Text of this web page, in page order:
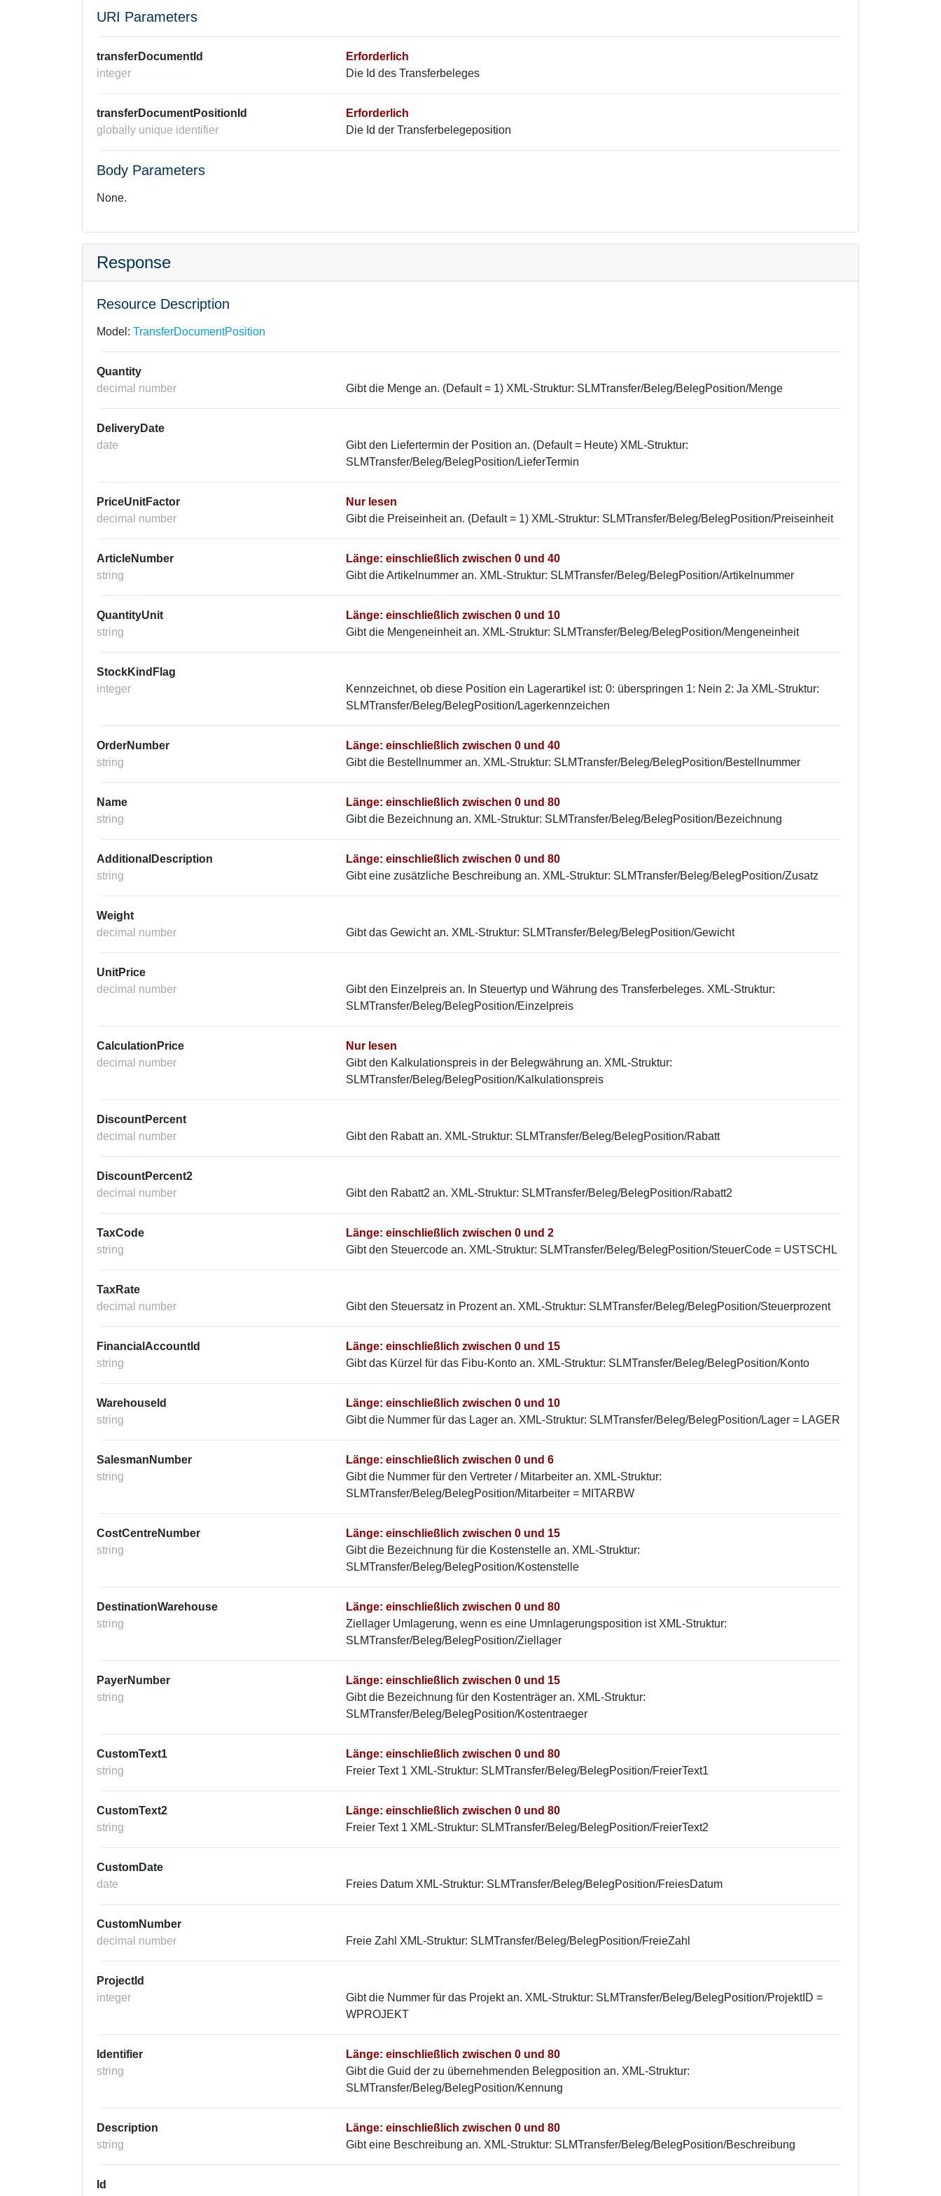
URI Parameters
transferDocumentId
integer
Erforderlich
Die Id des Transferbeleges
transferDocumentPositionId
globally unique identifier
Erforderlich
Die Id der Transferbelegeposition
Body Parameters
None.
Response
Resource Description
Model: TransferDocumentPosition
Quantity
decimal number
Gibt die Menge an. (Default = 1) XML-Struktur: SLMTransfer/Beleg/BelegPosition/Menge
DeliveryDate
date
Gibt den Liefertermin der Position an. (Default = Heute) XML-Struktur:
SLMTransfer/Beleg/BelegPosition/LieferTermin
PriceUnitFactor
decimal number
Nur lesen
Gibt die Preiseinheit an. (Default = 1) XML-Struktur: SLMTransfer/Beleg/BelegPosition/Preiseinheit
ArticleNumber
string
Länge: einschließlich zwischen 0 und 40
Gibt die Artikelnummer an. XML-Struktur: SLMTransfer/Beleg/BelegPosition/Artikelnummer
QuantityUnit
string
Länge: einschließlich zwischen 0 und 10
Gibt die Mengeneinheit an. XML-Struktur: SLMTransfer/Beleg/BelegPosition/Mengeneinheit
StockKindFlag
integer
Kennzeichnet, ob diese Position ein Lagerartikel ist: 0: überspringen 1: Nein 2: Ja XML-Struktur:
SLMTransfer/Beleg/BelegPosition/Lagerkennzeichen
OrderNumber
string
Länge: einschließlich zwischen 0 und 40
Gibt die Bestellnummer an. XML-Struktur: SLMTransfer/Beleg/BelegPosition/Bestellnummer
Name
string
Länge: einschließlich zwischen 0 und 80
Gibt die Bezeichnung an. XML-Struktur: SLMTransfer/Beleg/BelegPosition/Bezeichnung
AdditionalDescription
string
Länge: einschließlich zwischen 0 und 80
Gibt eine zusätzliche Beschreibung an. XML-Struktur: SLMTransfer/Beleg/BelegPosition/Zusatz
Weight
decimal number
Gibt das Gewicht an. XML-Struktur: SLMTransfer/Beleg/BelegPosition/Gewicht
UnitPrice
decimal number
Gibt den Einzelpreis an. In Steuertyp und Währung des Transferbeleges. XML-Struktur:
SLMTransfer/Beleg/BelegPosition/Einzelpreis
CalculationPrice
decimal number
Nur lesen
Gibt den Kalkulationspreis in der Belegwährung an. XML-Struktur:
SLMTransfer/Beleg/BelegPosition/Kalkulationspreis
DiscountPercent
decimal number
Gibt den Rabatt an. XML-Struktur: SLMTransfer/Beleg/BelegPosition/Rabatt
DiscountPercent2
decimal number
Gibt den Rabatt2 an. XML-Struktur: SLMTransfer/Beleg/BelegPosition/Rabatt2
TaxCode
string
Länge: einschließlich zwischen 0 und 2
Gibt den Steuercode an. XML-Struktur: SLMTransfer/Beleg/BelegPosition/SteuerCode = USTSCHL
TaxRate
decimal number
Gibt den Steuersatz in Prozent an. XML-Struktur: SLMTransfer/Beleg/BelegPosition/Steuerprozent
FinancialAccountId
string
Länge: einschließlich zwischen 0 und 15
Gibt das Kürzel für das Fibu-Konto an. XML-Struktur: SLMTransfer/Beleg/BelegPosition/Konto
WarehouseId
string
Länge: einschließlich zwischen 0 und 10
Gibt die Nummer für das Lager an. XML-Struktur: SLMTransfer/Beleg/BelegPosition/Lager = LAGER
SalesmanNumber
string
Länge: einschließlich zwischen 0 und 6
Gibt die Nummer für den Vertreter / Mitarbeiter an. XML-Struktur:
SLMTransfer/Beleg/BelegPosition/Mitarbeiter = MITARBW
CostCentreNumber
string
Länge: einschließlich zwischen 0 und 15
Gibt die Bezeichnung für die Kostenstelle an. XML-Struktur:
SLMTransfer/Beleg/BelegPosition/Kostenstelle
DestinationWarehouse
string
Länge: einschließlich zwischen 0 und 80
Ziellager Umlagerung, wenn es eine Umnlagerungsposition ist XML-Struktur:
SLMTransfer/Beleg/BelegPosition/Ziellager
PayerNumber
string
Länge: einschließlich zwischen 0 und 15
Gibt die Bezeichnung für den Kostenträger an. XML-Struktur:
SLMTransfer/Beleg/BelegPosition/Kostentraeger
CustomText1
string
Länge: einschließlich zwischen 0 und 80
Freier Text 1 XML-Struktur: SLMTransfer/Beleg/BelegPosition/FreierText1
CustomText2
string
Länge: einschließlich zwischen 0 und 80
Freier Text 1 XML-Struktur: SLMTransfer/Beleg/BelegPosition/FreierText2
CustomDate
date
Freies Datum XML-Struktur: SLMTransfer/Beleg/BelegPosition/FreiesDatum
CustomNumber
decimal number
Freie Zahl XML-Struktur: SLMTransfer/Beleg/BelegPosition/FreieZahl
ProjectId
integer
Gibt die Nummer für das Projekt an. XML-Struktur: SLMTransfer/Beleg/BelegPosition/ProjektID =
WPROJEKT
Identifier
string
Länge: einschließlich zwischen 0 und 80
Gibt die Guid der zu übernehmenden Belegposition an. XML-Struktur:
SLMTransfer/Beleg/BelegPosition/Kennung
Description
string
Länge: einschließlich zwischen 0 und 80
Gibt eine Beschreibung an. XML-Struktur: SLMTransfer/Beleg/BelegPosition/Beschreibung
Id